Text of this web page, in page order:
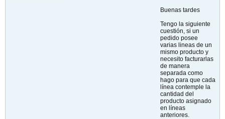
Buenas tardes
Tengo la siguiente
cuestión, si un
pedido posee
varias lineas de un
mismo producto y
necesito facturarlas
de manera
separada como
hago para que cada
línea contemple la
cantidad del
producto asignado
en líneas
anteriores.